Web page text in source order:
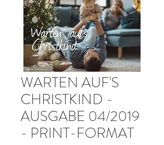
WARTEN AUF'S
CHRISTKIND -
AUSGABE 04/2019
- PRINT-FORMAT